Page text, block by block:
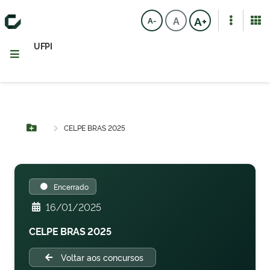
A- A A+
UFPI
Botão MenuCELPE BRAS 2025
Encerrado
16/01/2025
CELPE BRAS 2025
Voltar aos concursos